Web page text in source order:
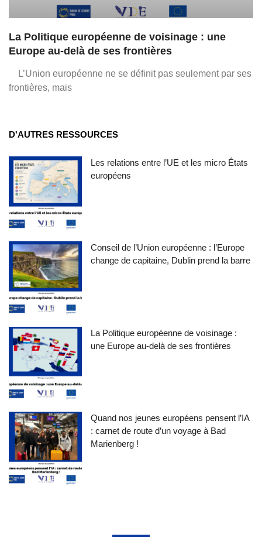
La Politique européenne de voisinage : une
Europe au-delà de ses frontières
L’Union européenne ne se définit pas seulement par ses
frontières, mais
D'AUTRES RESSOURCES
Les relations entre l’UE et les micro États
européens
Conseil de l’Union européenne : l’Europe
change de capitaine, Dublin prend la barre
La Politique européenne de voisinage :
une Europe au-delà de ses frontières
Quand nos jeunes européens pensent l’IA
: carnet de route d’un voyage à Bad
Marienberg !